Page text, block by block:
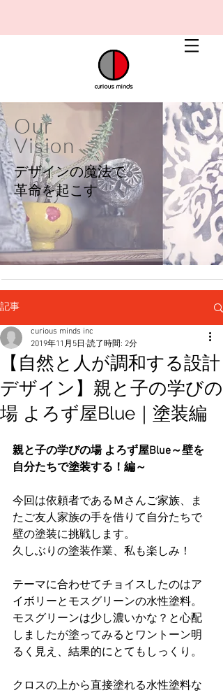
Our
Vision
デザインの魔法で
​革命を起こす
記事
【自然と人が調和する設計
デザイン】親と子の学びの
場 よろず屋Blue｜塗装編
curious minds inc
2019年11月5日 読了時間: 2分
親と子の学びの場 よろず屋Blue～壁を
自分たちで塗装する！編～
今回は依頼者であるＭさんご家族、ま
たご友人家族の手を借りて自分たちで
壁の塗装に挑戦します。
久しぶりの塗装作業、私も楽しみ！
テーマに合わせてチョイスしたのはア
イボリーとモスグリーンの水性塗料。
モスグリーンは少し濃いかな？と心配
しましたが塗ってみるとワントーン明
るく見え、結果的にとてもしっくり。
クロスの上から直接塗れる水性塗料な